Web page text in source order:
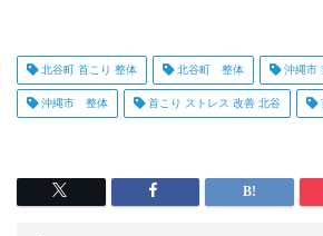
北谷町 首こり 整体 北谷町 整体 沖縄市
沖縄市 整体 首こり ストレス 改善 北谷